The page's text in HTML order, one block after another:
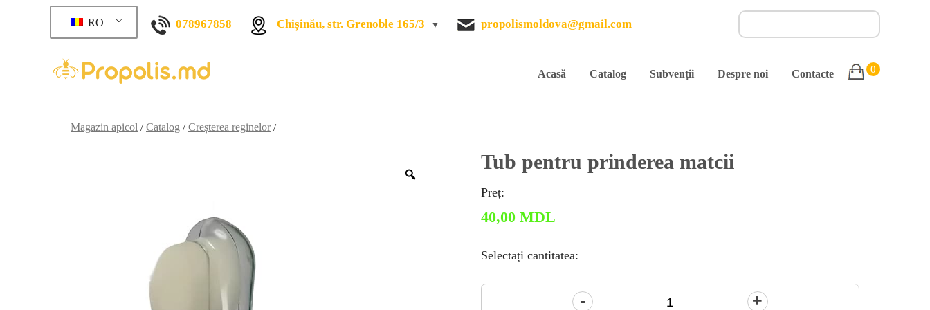
RO 078967858 Chișinău, str. Grenoble 165/3 propolismoldova@gmail.com
Acasă Catalog Subvenții Despre noi Contacte 0
Magazin apicol / Catalog / Creșterea reginelor/
Tub pentru prinderea matcii
Preț:
40,00 MDL
Selectați cantitatea: